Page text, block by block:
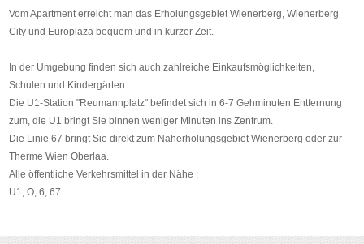
Vom Apartment erreicht man das Erholungsgebiet Wienerberg, Wienerberg
City und Europlaza bequem und in kurzer Zeit.
In der Umgebung finden sich auch zahlreiche Einkaufsmöglichkeiten,
Schulen und Kindergärten.
Die U1-Station "Reumannplatz" befindet sich in 6-7 Gehminuten Entfernung
zum, die U1 bringt Sie binnen weniger Minuten ins Zentrum.
Die Linie 67 bringt Sie direkt zum Naherholungsgebiet Wienerberg oder zur
Therme Wien Oberlaa.
Alle öffentliche Verkehrsmittel in der Nähe :
U1, O, 6, 67